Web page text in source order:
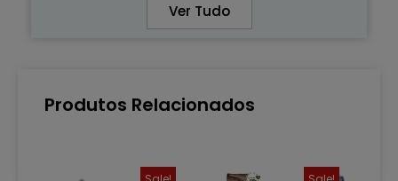
Ver Tudo
Produtos Relacionados